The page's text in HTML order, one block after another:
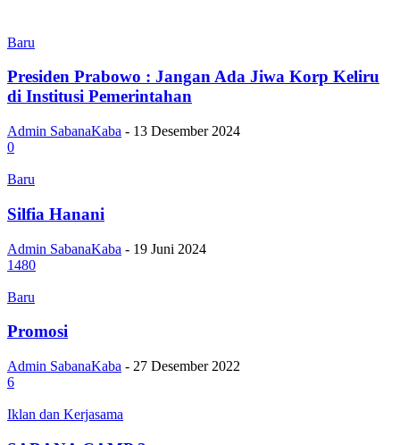
Baru
Presiden Prabowo : Jangan Ada Jiwa Korp Keliru
di Institusi Pemerintahan
Admin SabanaKaba - 13 Desember 2024
0
Baru
Silfia Hanani
Admin SabanaKaba - 19 Juni 2024
1480
Baru
Promosi
Admin SabanaKaba - 27 Desember 2022
6
Iklan dan Kerjasama